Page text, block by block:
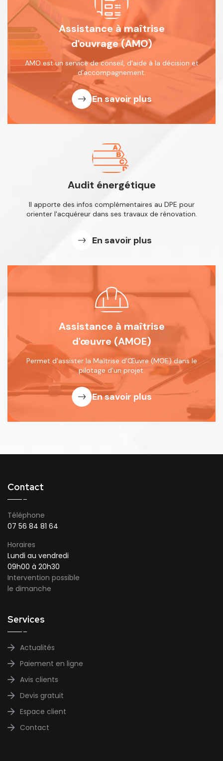
Assistance à maîtrise
d'ouvrage (AMO)
AMO est un service de conseil, d'aide à la décision et
d'accompagnement.
En savoir plus
Audit énergétique
Il apporte des infos complémentaires au DPE pour
orienter l'acquéreur dans ses travaux de rénovation.
En savoir plus
Assistance à maîtrise
d'œuvre (AMOE)
Permet d'assister la Maîtrise d'Œuvre(MOE) dans le
pilotage d'un projet.
En savoir plus
Contact
Téléphone
07 56 84 81 64
Horaires
Lundi au vendredi
09h00 à 20h30
Intervention possible
le dimanche
Services
Actualités
Paiement en ligne
Avis clients
Devis gratuit
Espace client
Contact